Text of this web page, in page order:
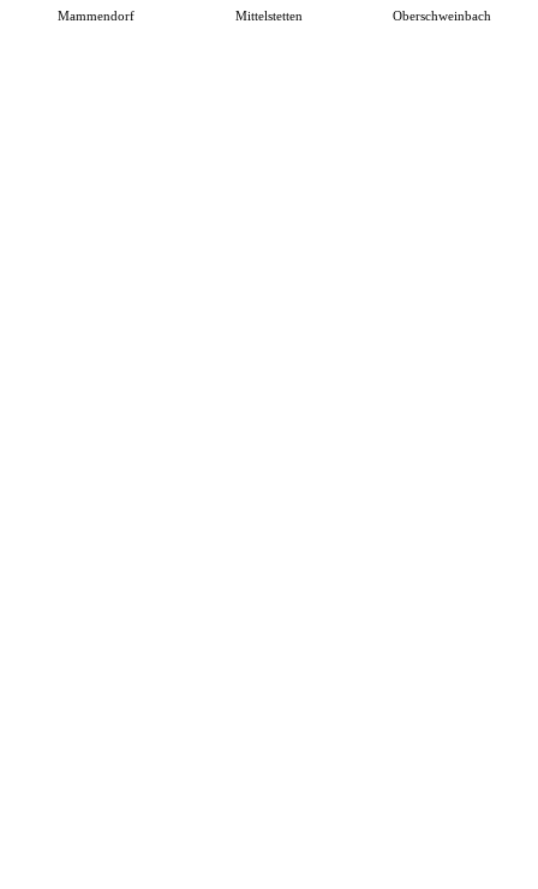
Mammendorf Mittelstetten Oberschweinbach